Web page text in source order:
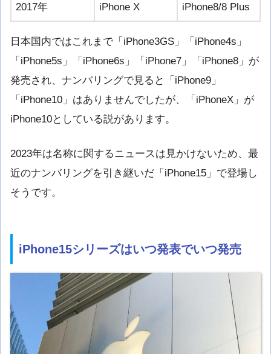
2017年 iPhone X iPhone8/8 Plus
日本国内ではこれまで「iPhone3GS」「iPhone4s」
「iPhone5s」「iPhone6s」「iPhone7」「iPhone8」が
発売され、ナンバリングで見ると「iPhone9」
「iPhone10」はありませんでしたが、「iPhoneX」が
iPhone10としている説があります。
2023年は名称に関するニュースは見かけないため、最
近のナンバリングを引き継いだ「iPhone15」で登場し
そうです。
iPhone15シリーズはいつ発表でいつ発売